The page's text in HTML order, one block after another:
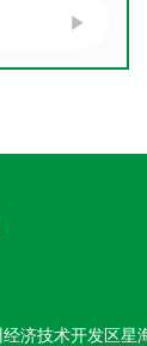
济技术开发区星